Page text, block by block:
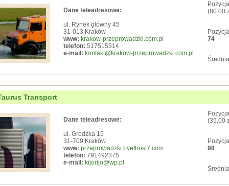
Dane teleadresowe:
ul. Rynek główny 45
31-013 Kraków
www: krakow-przeprowadzki.com.pl
telefon: 517515514
e-mail: kontakt@krakow-przeprowadzki.com.pl
(80.00
74
Transport
Dane teleadresowe:
ul. Grodzka 15
31-709 Kraków
www: przeprowadzki.byethost7.com
telefon: 791492375
e-mail: kijorijo@wp.pl
(35.00
98